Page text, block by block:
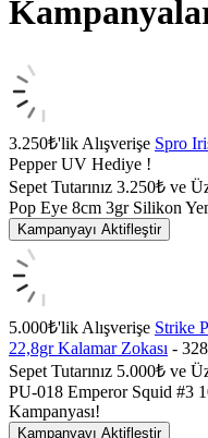
3.250₺'lik Alışverişe Spro
Pepper UV Hediye !
Sepet Tutarınız 3.250₺ ve
Pop Eye 8cm 3gr Silikon
Kampanyayı Aktifleştir
5.000₺'lik Alışverişe Strike
22,8gr Kalamar Zokası -
Sepet Tutarınız 5.000₺ ve
PU-018 Emperor Squid #3
Kampanyası!
Kampanyayı Aktifleştir